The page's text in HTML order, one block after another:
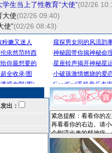
学生当上了性教育“大使”(02/26
大使(02/26 09:40)
使”(02/26 08:43)
出：